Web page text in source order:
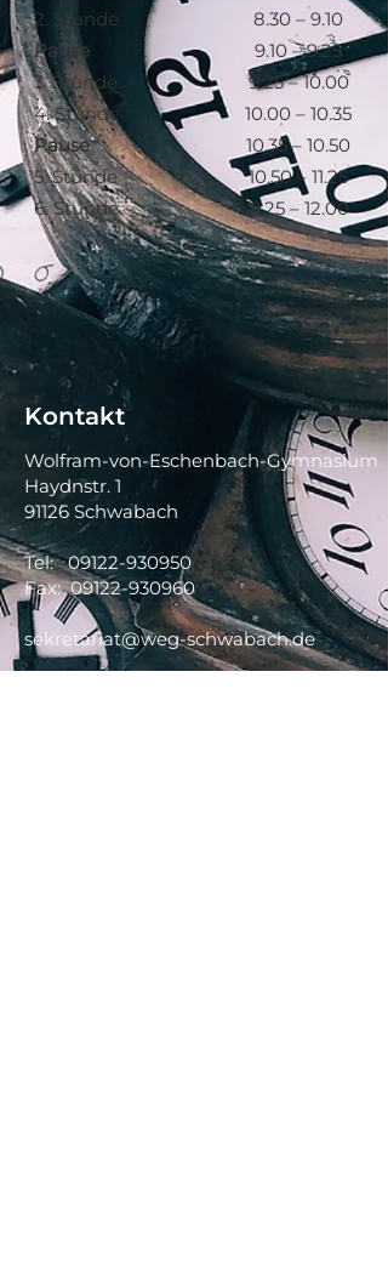
2. Stunde
Pause
3. Stunde
4. Stunde
Pause
5. Stunde
6. Stunde
8.30 – 9.10
9.10 – 9.25
9.25 – 10.00
10.00 – 10.35
10.35 – 10.50
10.50 – 11.25
11.25 – 12.00
Kontakt
Wolfram-von-Eschenbach-Gymnasium
Haydnstr. 1
91126 Schwabach
Tel:09122-930950
Fax:09122-930960
sekretariat@weg-schwabach.de